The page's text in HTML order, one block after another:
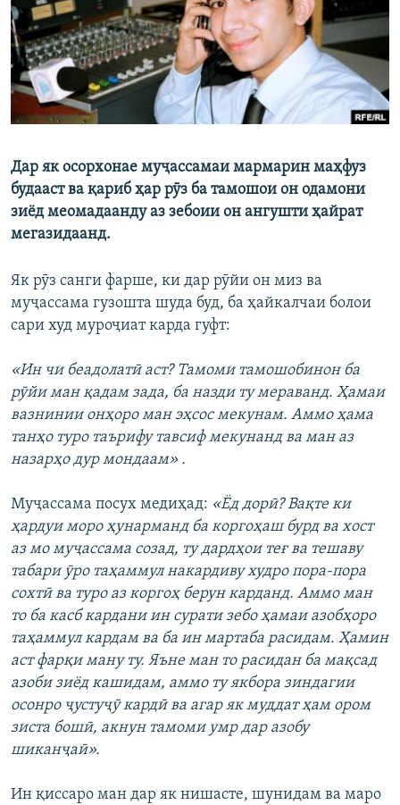
ГУЗОРИШҲОИ РАДИОӢ
Русский
ПАЙГИРӢ КУНЕД
Ҳамаи сомонаҳои RFE/RL
Дар як осорхонае муҷассамаи мармарин маҳфуз
будааст ва қариб ҳар рӯз ба тамошои он одамони
зиёд меомадаанду аз зебоии он ангушти ҳайрат
мегазидаанд.
Як рӯз санги фарше, ки дар рӯйи он миз ва
муҷассама гузошта шуда буд, ба ҳайкалчаи болои
сари худ муроҷиат карда гуфт:
«Ин чи беадолатӣ аст? Тамоми тамошобинон ба
рӯйи ман қадам зада, ба назди ту мераванд. Ҳамаи
вазнинии онҳоро ман эҳсос мекунам. Аммо ҳама
танҳо туро таърифу тавсиф мекунанд ва ман аз
назарҳо дур мондаам» .
Муҷассама посух медиҳад: «Ёд дорӣ? Вақте ки
ҳардуи моро ҳунарманд ба коргоҳаш бурд ва хост
аз мо муҷассама созад, ту дардҳои теғ ва тешаву
табари ӯро таҳаммул накардиву худро пора-пора
сохтӣ ва туро аз коргоҳ берун карданд. Аммо ман
то ба касб кардани ин сурати зебо ҳамаи азобҳоро
таҳаммул кардам ва ба ин мартаба расидам. Ҳамин
аст фарқи ману ту. Яъне ман то расидан ба мақсад
азоби зиёд кашидам, аммо ту якбора зиндагии
осонро ҷустуҷӯ кардӣ ва агар як муддат ҳам ором
зиста бошӣ, акнун тамоми умр дар азобу
шиканҷаӣ».
Ин қиссаро ман дар як нишасте, шунидам ва маро